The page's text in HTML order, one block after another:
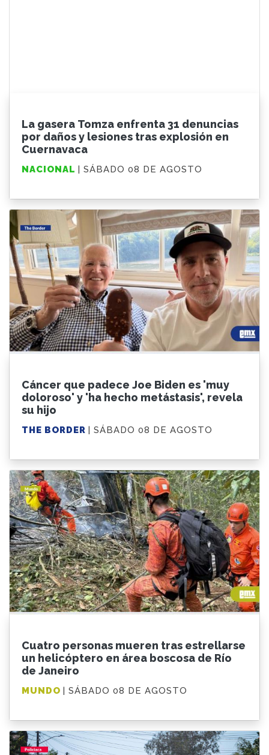
La gasera Tomza enfrenta 31 denuncias
por daños y lesiones tras explosión en
Cuernavaca
NACIONAL | SÁBADO 08 DE AGOSTO
Cáncer que padece Joe Biden es 'muy
doloroso' y 'ha hecho metástasis', revela
su hijo
THE BORDER | SÁBADO 08 DE AGOSTO
Cuatro personas mueren tras estrellarse
un helicóptero en área boscosa de Río
de Janeiro
MUNDO | SÁBADO 08 DE AGOSTO